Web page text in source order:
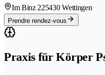
Im Binz 225430 Wettingen
Prendre rendez-vous
Praxis für Körper